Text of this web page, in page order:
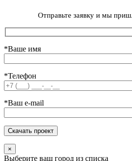
Отправьте заявку и мы
*Ваше имя
*Телефон
*Ваш e-mail
×
Выберите ваш город из списка